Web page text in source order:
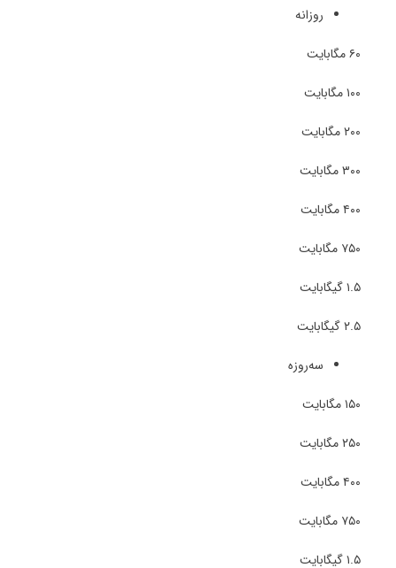
روزانه
۶۰ مگابایت
۱۰۰ مگابایت
۲۰۰ مگابایت
۳۰۰ مگابایت
۴۰۰ مگابایت
۷۵۰ مگابایت
۱.۵ گیگابایت
۲.۵ گیگابایت
سه‌روزه
۱۵۰ مگابایت
۲۵۰ مگابایت
۴۰۰ مگابایت
۷۵۰ مگابایت
۱.۵ گیگابایت